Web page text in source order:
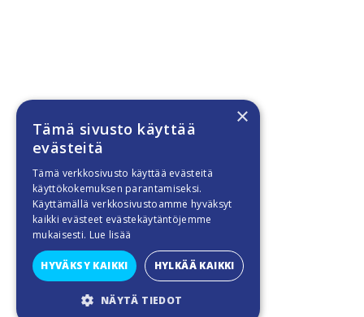
×
Tämä sivusto käyttää
evästeitä
Tämä verkkosivusto käyttää evästeitä
käyttökokemuksen parantamiseksi.
Käyttämällä verkkosivustoamme hyväksyt
kaikki evästeet evästekäytäntöjemme
mukaisesti. Lue lisää
HYVÄKSY KAIKKI HYLKÄÄ KAIKKI
NÄYTÄ TIEDOT